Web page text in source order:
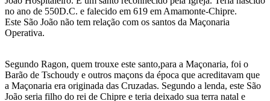
no ano de 550D.C. e falecido em 619 em Amamonte-Chipre.
Este São João não tem relação com os santos da Maçonaria
Operativa.
Segundo Ragon, quem trouxe este santo,para a Maçonaria, foi o
Barão de Tschoudy e outros maçons da época que acreditavam que
a Maçonaria era originada das Cruzadas. Segundo a lenda, este São
João seria filho do rei de Chipre e teria deixado sua terra natal e